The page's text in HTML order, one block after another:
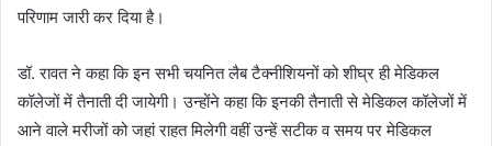
परिणाम जारी कर दिया है।
डॉ. रावत ने कहा कि इन सभी चयनित लैब टैक्नीशियनों को शीघ्र ही मेडिकल
कॉलेजों में तैनाती दी जायेगी। उन्होंने कहा कि इनकी तैनाती से मेडिकल कॉलेजों में
आने वाले मरीजों को जहां राहत मिलेगी वहीं उन्हें सटीक व समय पर मेडिकल